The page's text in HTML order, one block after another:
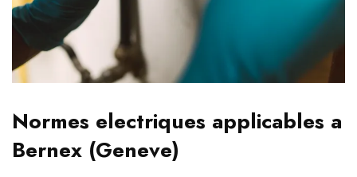
Normes electriques applicables a
Bernex (Geneve)